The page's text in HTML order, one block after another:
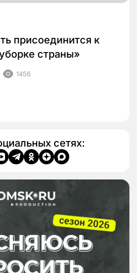
присоединится к
страны»
1456
сетях: